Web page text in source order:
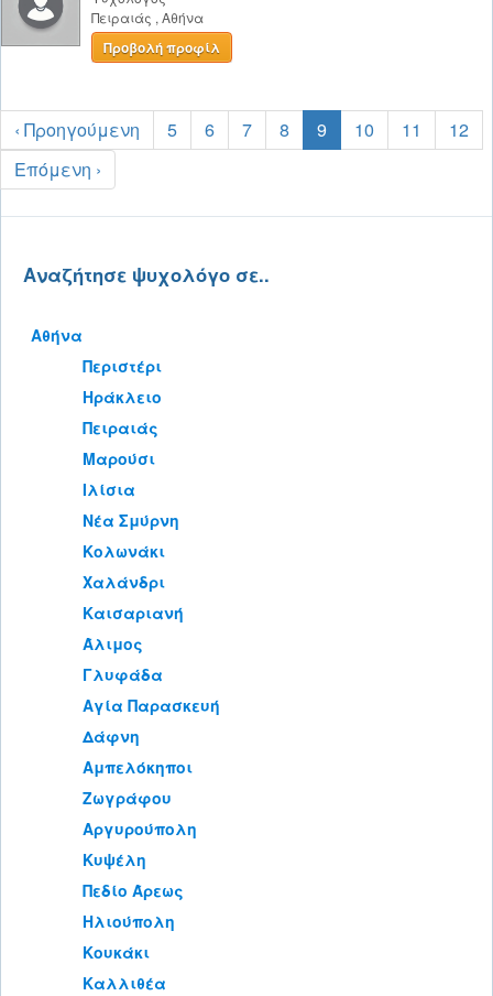
Πειραιάς , Αθήνα
Προβολή προφίλ
‹ Προηγούμενη 5 6 7 8 9 10 11
12
Επόμενη ›
Αναζήτησε ψυχολόγο σε..
Αθήνα
Περιστέρι
Ηράκλειο
Πειραιάς
Μαρούσι
Ιλίσια
Νέα Σμύρνη
Κολωνάκι
Χαλάνδρι
Καισαριανή
Άλιμος
Γλυφάδα
Αγία Παρασκευή
Δάφνη
Αμπελόκηποι
Ζωγράφου
Αργυρούπολη
Κυψέλη
Πεδίο Άρεως
Ηλιούπολη
Κουκάκι
Καλλιθέα